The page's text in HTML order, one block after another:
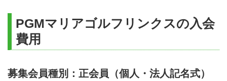
PGMマリアゴルフリンクスの入会
費用
募集会員種別：正会員（個人・法人記名式）